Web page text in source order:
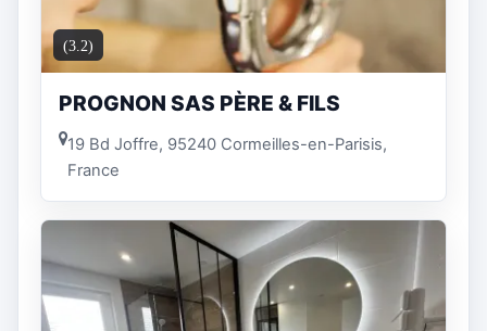
(3.2)
PROGNON SAS PÈRE & FILS
19 Bd Joffre, 95240 Cormeilles-en-Parisis,
France